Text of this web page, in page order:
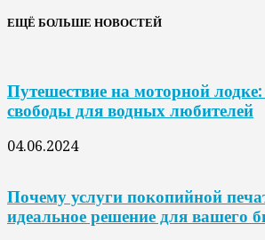
ЕЩЁ БОЛЬШЕ НОВОСТЕЙ
Путешествие на моторной
свободы для водных любителей
04.06.2024
Почему услуги покопийной
идеальное решение для вашего